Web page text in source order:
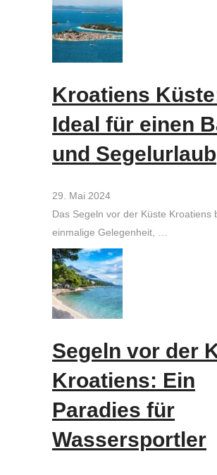
Kroatiens
Ideal für einen
und Segelurlaub
29. Mai 2024
Das Segeln vor der Küste Kroatiens
einmalige Gelegenheit, …
Segeln vor der
Kroatiens: Ein
Paradies für
Wassersportler